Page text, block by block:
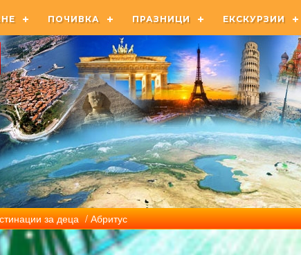
ПОЧИВКА ПРАЗНИЦИ ЕКСКУРЗИИ
за деца / Абритус